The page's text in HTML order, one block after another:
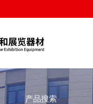
产品搜索